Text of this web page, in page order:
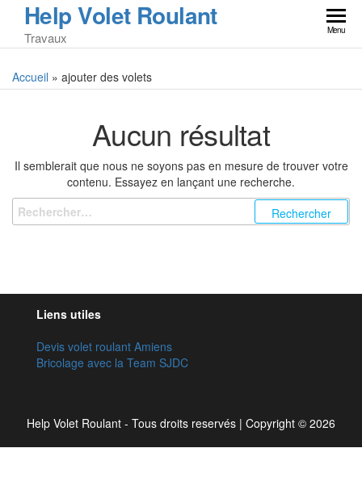
Help Volet Roulant
Travaux Menu
Accueil » ajouter des volets
Aucun résultat
Il semblerait que nous ne soyons pas en mesure de trouver votre
contenu. Essayez en lançant une recherche.
Liens utiles
Devis volet roulant Amiens
Bricolage avec la Team SJDC
Help Volet Roulant - Tous droits reservés | Copyright © 2026